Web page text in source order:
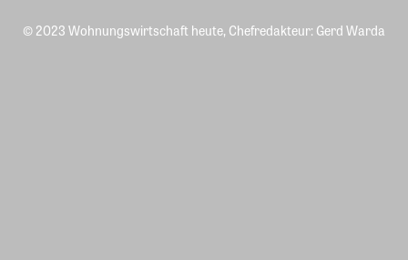
© 2023 Wohnungswirtschaft heute, Chefredakteur: Gerd Warda